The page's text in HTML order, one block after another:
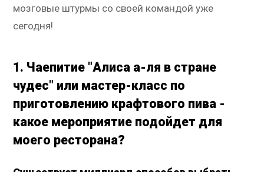
мозговые штурмы со своей командой уже
сегодня!
1. Чаепитие "Алиса а-ля в стране
чудес" или мастер-класс по
приготовлению крафтового пива -
какое мероприятие подойдет для
моего ресторана?